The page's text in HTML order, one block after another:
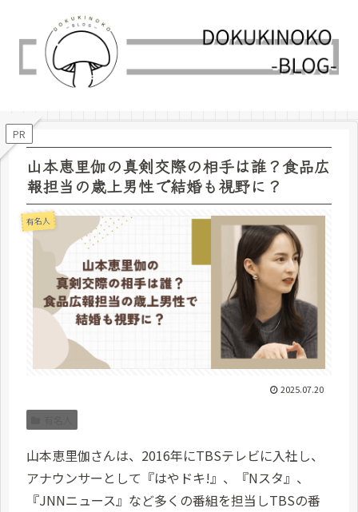
PR
山本恵里伽の真剣交際の相手は誰？食品広
報担当の歳上男性で結婚も視野に？
有名人
2025.07.20
山本恵里伽さんは、2016年にTBSテレビに入社し、
アナウンサーとして『はやドキ!』、『Nスタ』、
『JNNニュース』など多くの番組を担当しTBSの番